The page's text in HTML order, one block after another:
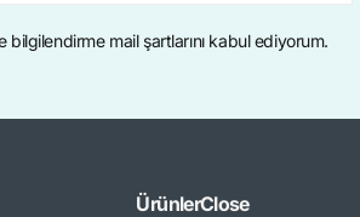
bilgilendirme mail şartlarını kabul ediyorum.
ÜrünlerClose